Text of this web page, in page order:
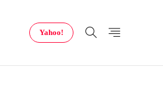
Yahoo!